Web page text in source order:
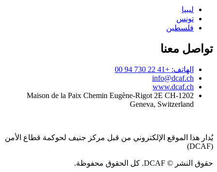
ليبيا
تونس
فلسطين
تواصل معنا
الهاتف: +41 22 730 94 00
info@dcaf.ch
www.dcaf.ch
Maison de la Paix Chemin Eugène-Rigot 2E CH-1202
Geneva, Switzerland
يُدار هذا الموقع الإلكتروني من قبل مركز جنيف لحوكمة قطاع الأمن
(DCAF)
حقوق النشر © DCAF. كل الحقوق محفوظة.